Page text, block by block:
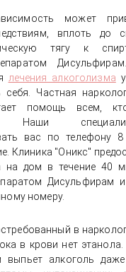
лечения
с сохранением
и социальной
может
вплоть до
тягу к
лечения алкоголизма
себя. Частная
помощь всем,
Наши
вас по телефону
Клиника "Оникс"
на дом в течение 40
Дисульфирам
номеру.
в
в крови нет
выпьет алкоголь